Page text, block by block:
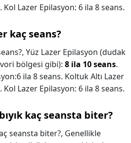
Kol Lazer Epilasyon: 6 ila 8 seans.
kaç seans?
Yüz Lazer Epilasyon (dudak
bölgesi gibi): 8 ila 10 seans.
ila 8 seans. Koltuk Altı Lazer
Kol Lazer Epilasyon: 6 ila 8 seans.
kaç seansta biter?
seansta biter?, Genellikle